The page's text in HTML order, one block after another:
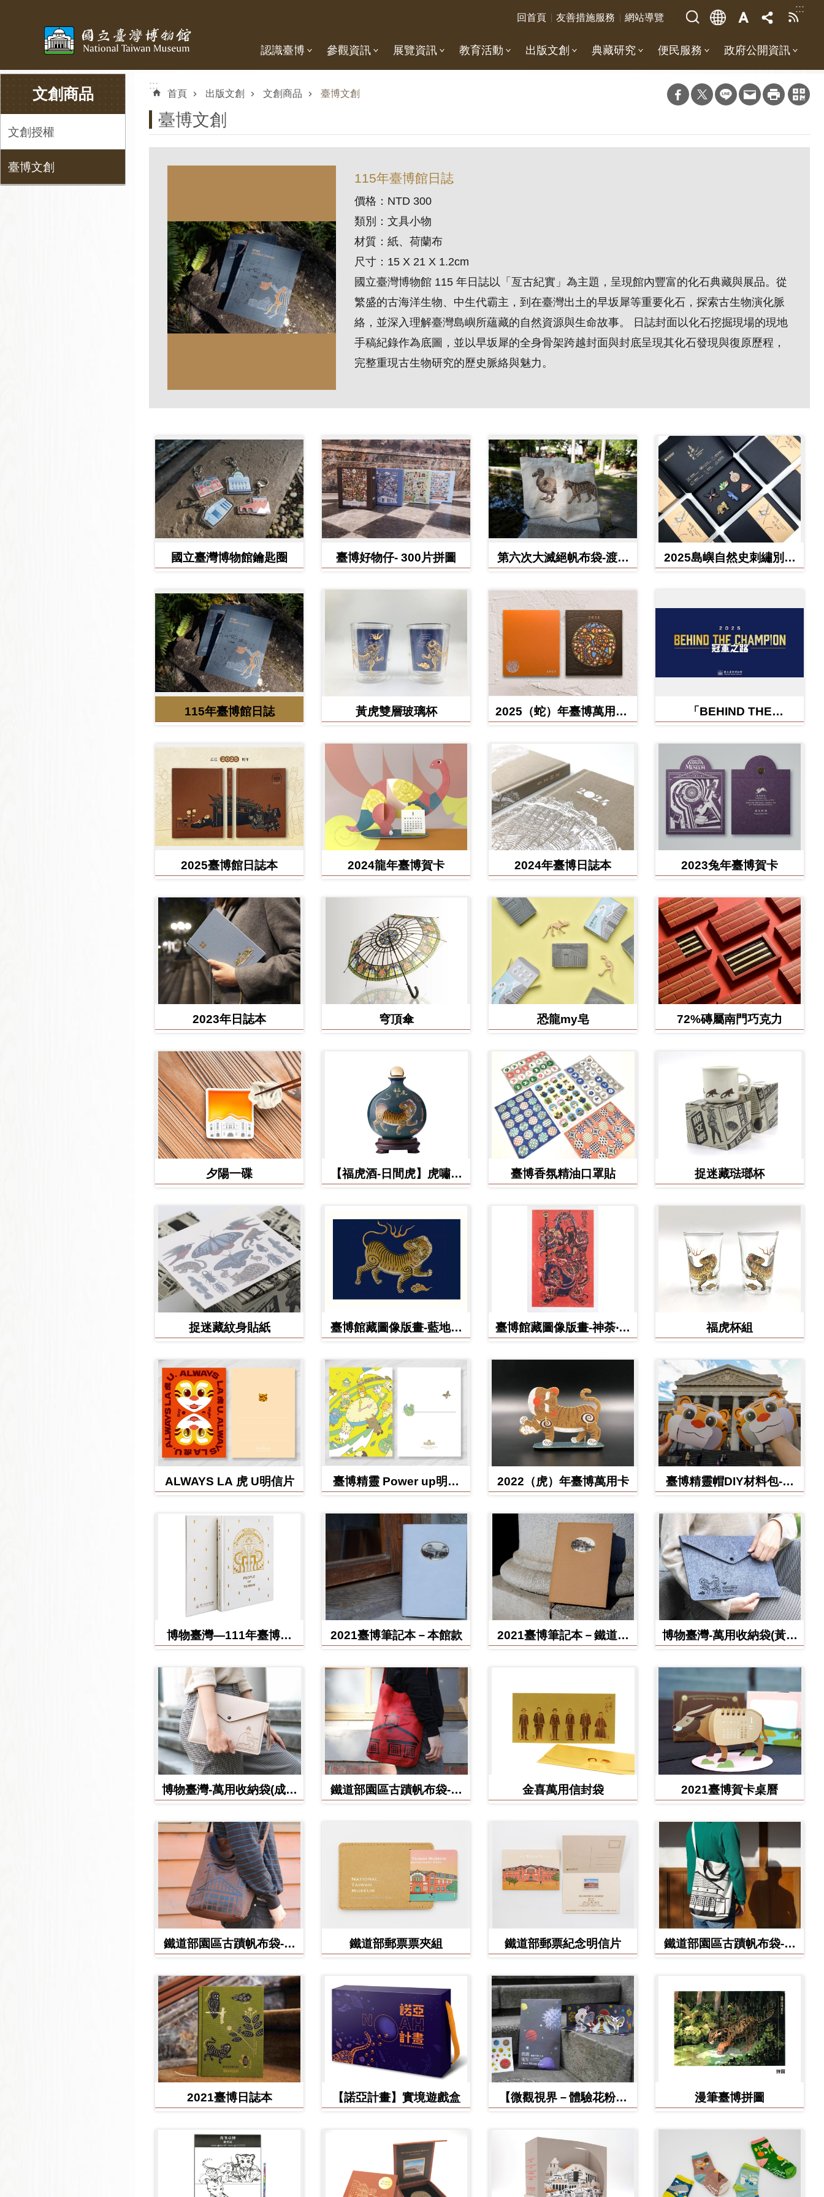
:::
回首頁 友善措施服務 網站導覽
認識臺博 參觀資訊 展覽資訊 教育活動 出版文創 典藏研究 便民服務 政府公開資訊
文創商品
文創授權
臺博文創
:::
首頁 出版文創 文創商品 臺博文創
臺博文創
115年臺博館日誌
價格：NTD 300
類別：文具小物
材質：紙、荷蘭布
尺寸：15 X 21 X 1.2cm
國立臺灣博物館 115 年日誌以「亙古紀實」為主題，呈現館內豐富的化石典藏與展品。從
繁盛的古海洋生物、中生代霸主，到在臺灣出土的早坂犀等重要化石，探索古生物演化脈
絡，並深入理解臺灣島嶼所蘊藏的自然資源與生命故事。 日誌封面以化石挖掘現場的現地
手稿紀錄作為底圖，並以早坂犀的全身骨架跨越封面與封底呈現其化石發現與復原歷程，
完整重現古生物研究的歷史脈絡與魅力。
國立臺灣博物館鑰匙圈 臺博好物仔- 300片拼圖
第六次大滅絕帆布袋-渡渡
牛
2025島嶼自然史刺繡別針
115年臺博館日誌 黃虎雙層玻璃杯
2025（蛇）年臺博萬用卡-
「BEHIND THE
展」紀念信封
2025臺博館日誌本 2024龍年臺博賀卡 2024年臺博日誌本 2023兔年臺博賀卡
2023年日誌本 穹頂傘 恐龍my皂 72%磚屬南門巧克力
夕陽一碟
【福虎酒-日間虎】虎嘯台
臺博香氛精油口罩貼 捉迷藏琺瑯杯
捉迷藏紋身貼紙
臺博館藏圖像版畫-藍地黃
臺博館藏圖像版畫-神荼‧鬱
福虎杯組
ALWAYS LA 虎 U明信片
臺博精靈 Power up明信
2022（虎）年臺博萬用卡
臺博精靈帽DIY材料包-虎
博物臺灣—111年臺博館
2021臺博筆記本－本館款
2021臺博筆記本－鐵道部
博物臺灣-萬用收納袋(黃虎
博物臺灣-萬用收納袋(成功
鐵道部園區古蹟帆布袋-電
金喜萬用信封袋 2021臺博賀卡桌曆
鐵道部園區古蹟帆布袋-食
鐵道部郵票票夾組 鐵道部郵票紀念明信片
鐵道部園區古蹟帆布袋-工
2021臺博日誌本 【諾亞計畫】實境遊戲盒
【微觀視界－體驗花粉之
漫筆臺博拼圖